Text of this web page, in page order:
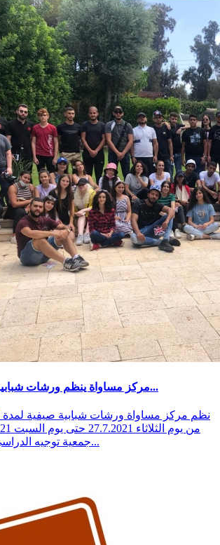
مركز مساواة ينظم ورشات شبابية صيفية لمدة 5 أيام...
جمعية توجيه الدراسي في مركز الكرمل...